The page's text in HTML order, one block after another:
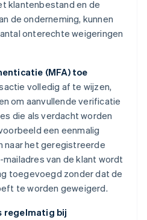
klantenbestand en de
de onderneming, kunnen
onterechte weigeringen
(MFA) toe
volledig af te wijzen,
om aanvullende verificatie
die als verdacht worden
een eenmalig
naar het geregistreerde
van de klant wordt
toegevoegd zonder dat de
te worden geweigerd.
regelmatig bij